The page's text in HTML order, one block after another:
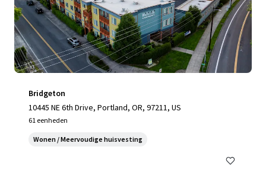
Bridgeton
10445 NE 6th Drive, Portland, OR, 97211, US
61 eenheden
Wonen / Meervoudige huisvesting